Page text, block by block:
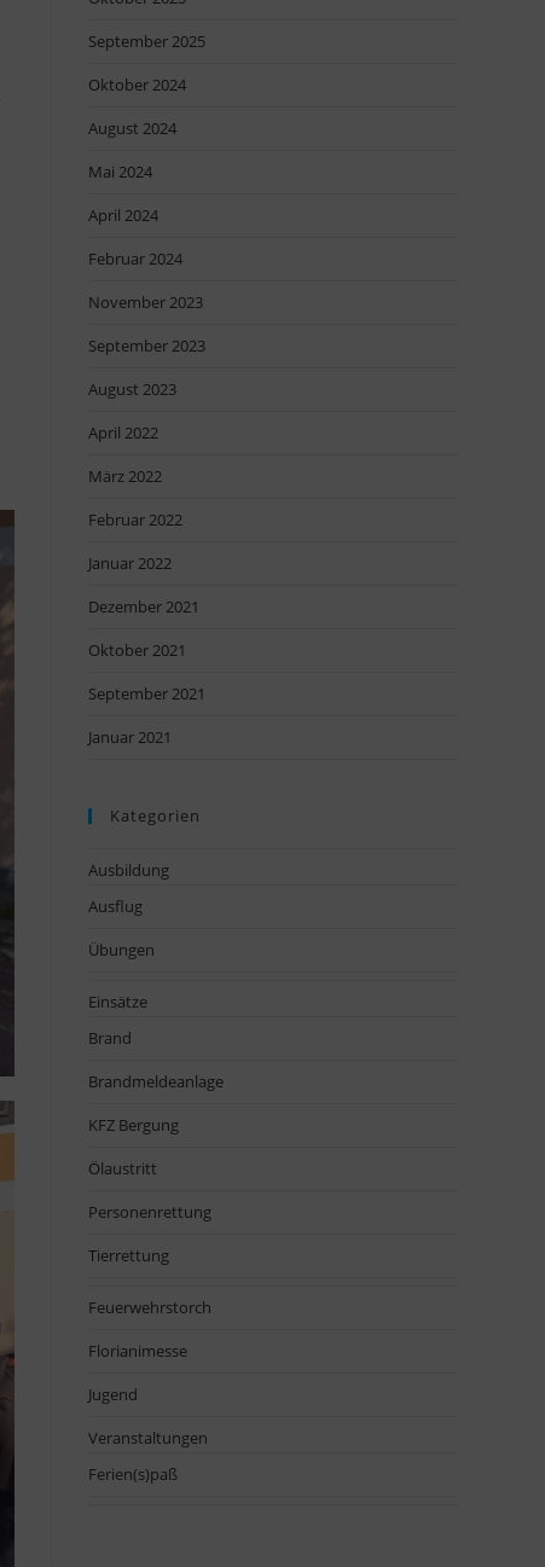
September 2025
Oktober 2024
August 2024
Mai 2024
April 2024
Februar 2024
November 2023
September 2023
August 2023
April 2022
März 2022
Februar 2022
Januar 2022
Dezember 2021
Oktober 2021
September 2021
Januar 2021
Kategorien
Ausbildung
Ausflug
Übungen
Einsätze
Brand
Brandmeldeanlage
KFZ Bergung
Ölaustritt
Personenrettung
Tierrettung
Feuerwehrstorch
Florianimesse
Jugend
Veranstaltungen
Ferien(s)paß